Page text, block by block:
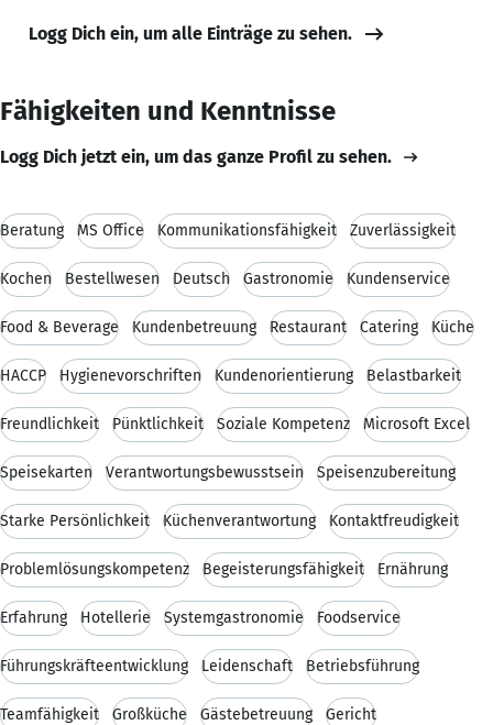
Logg Dich ein, um alle Einträge zu sehen.
Fähigkeiten und Kenntnisse
Logg Dich jetzt ein, um das ganze Profil zu sehen.
Beratung MS Office Kommunikationsfähigkeit Zuverlässigkeit
Kochen Bestellwesen Deutsch Gastronomie Kundenservice
Food & Beverage Kundenbetreuung Restaurant Catering Küche
HACCP Hygienevorschriften Kundenorientierung Belastbarkeit
Freundlichkeit Pünktlichkeit Soziale Kompetenz Microsoft Excel
Speisekarten Verantwortungsbewusstsein Speisenzubereitung
Starke Persönlichkeit Küchenverantwortung Kontaktfreudigkeit
Problemlösungskompetenz Begeisterungsfähigkeit Ernährung
Erfahrung Hotellerie Systemgastronomie Foodservice
Führungskräfteentwicklung Leidenschaft Betriebsführung
Teamfähigkeit Großküche Gästebetreuung Gericht